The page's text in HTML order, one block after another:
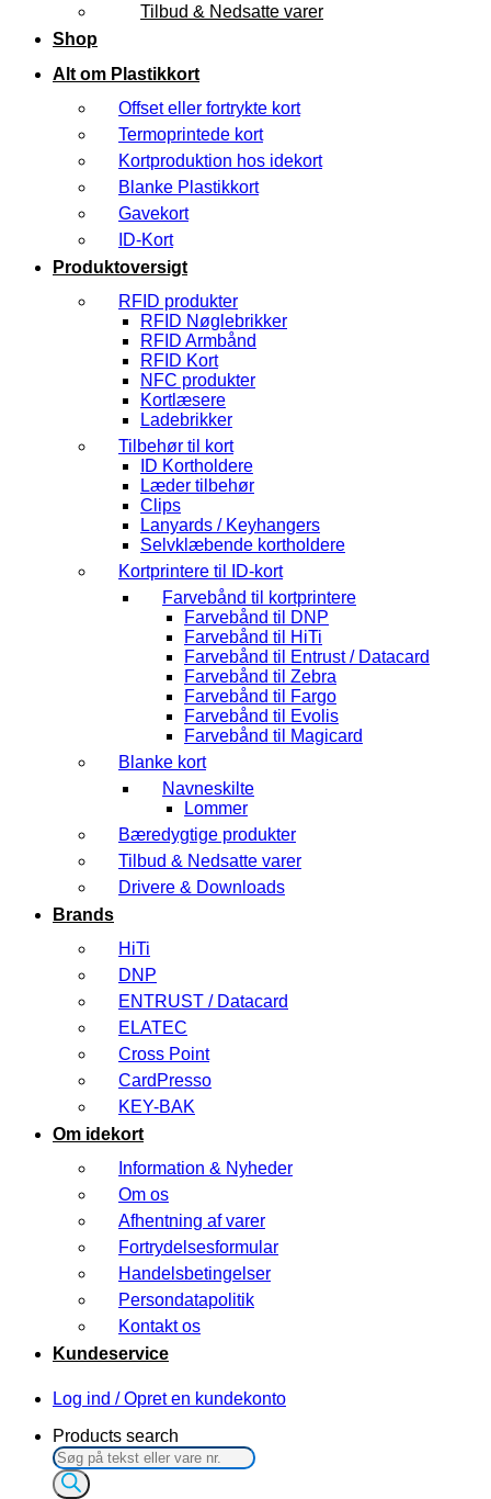
Tilbud & Nedsatte varer
Shop
Alt om Plastikkort
Offset eller fortrykte kort
Termoprintede kort
Kortproduktion hos idekort
Blanke Plastikkort
Gavekort
ID-Kort
Produktoversigt
RFID produkter
RFID Nøglebrikker
RFID Armbånd
RFID Kort
NFC produkter
Kortlæsere
Ladebrikker
Tilbehør til kort
ID Kortholdere
Læder tilbehør
Clips
Lanyards / Keyhangers
Selvklæbende kortholdere
Kortprintere til ID-kort
Farvebånd til kortprintere
Farvebånd til DNP
Farvebånd til HiTi
Farvebånd til Entrust / Datacard
Farvebånd til Zebra
Farvebånd til Fargo
Farvebånd til Evolis
Farvebånd til Magicard
Blanke kort
Navneskilte
Lommer
Bæredygtige produkter
Tilbud & Nedsatte varer
Drivere & Downloads
Brands
HiTi
DNP
ENTRUST / Datacard
ELATEC
Cross Point
CardPresso
KEY-BAK
Om idekort
Information & Nyheder
Om os
Afhentning af varer
Fortrydelsesformular
Handelsbetingelser
Persondatapolitik
Kontakt os
Kundeservice
Log ind / Opret en kundekonto
Products search